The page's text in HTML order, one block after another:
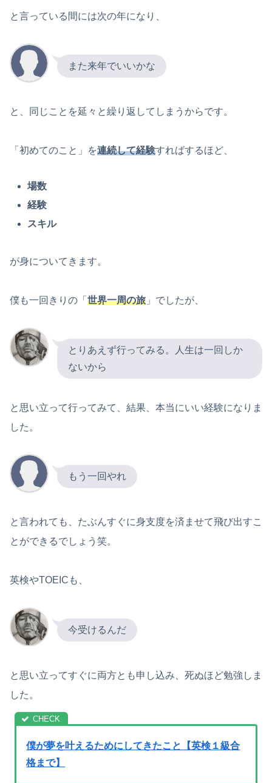
と言っている間には次の年になり、
また来年でいいかな
と、同じことを延々と繰り返してしまうからです。
「初めてのこと」を連続して経験すればするほど、
場数
経験
スキル
が身についてきます。
僕も一回きりの「 世界一周の旅 」でしたが、
とりあえず行ってみる。人生は一回しか
ないから
と思い立って行ってみて、結果、本当にいい経験になりま
した。
もう一回やれ
と言われても、たぶんすぐに身支度を済ませて飛び出すこ
とができるでしょう笑。
英検やTOEICも、
今受けるんだ
と思い立ってすぐに両方とも申し込み、死ぬほど勉強しま
した。
僕が夢を叶えるためにしてきたこと【英検１級合
格まで】